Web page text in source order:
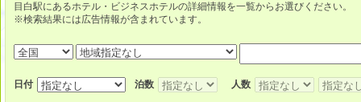
目白駅にあるホテル・ビジネスホテルの詳細情報を一覧からお選びください。
※検索結果には広告情報が含まれています。
日付 泊数 人数